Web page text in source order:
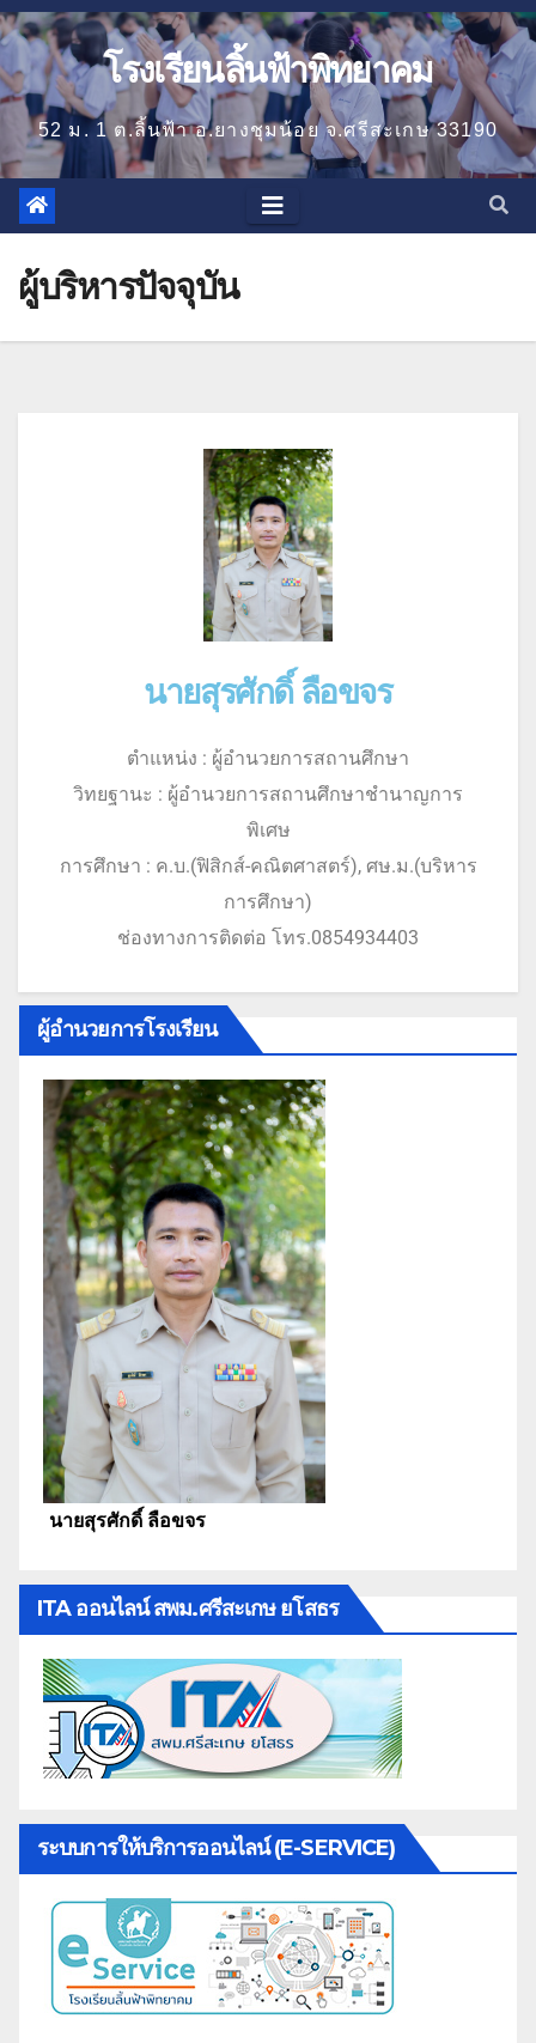
โรงเรียนลิ้นฟ้าพิทยาคม
52 ม. 1 ต.ลิ้นฟ้า อ.ยางชุมน้อย จ.ศรีสะเกษ 33190
ผู้บริหารปัจจุบัน
นายสุรศักดิ์ ลือขจร
ตำแหน่ง : ผู้อำนวยการสถานศึกษา
วิทยฐานะ : ผู้อำนวยการสถานศึกษาชำนาญการ
พิเศษ
การศึกษา : ค.บ.(ฟิสิกส์-คณิตศาสตร์), ศษ.ม.(บริหาร
การศึกษา)
ช่องทางการติดต่อ โทร.0854934403
ผู้อำนวยการโรงเรียน
นายสุรศักดิ์ ลือขจร
ITA ออนไลน์ สพม.ศรีสะเกษ ยโสธร
ระบบการให้บริการออนไลน์ (E-SERVICE)